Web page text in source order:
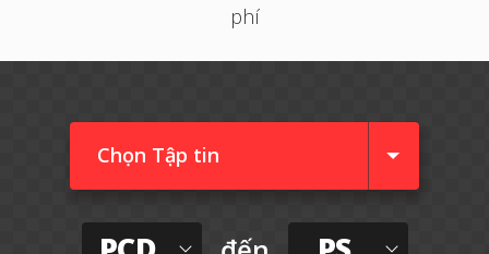
phí
Chọn Tập tin